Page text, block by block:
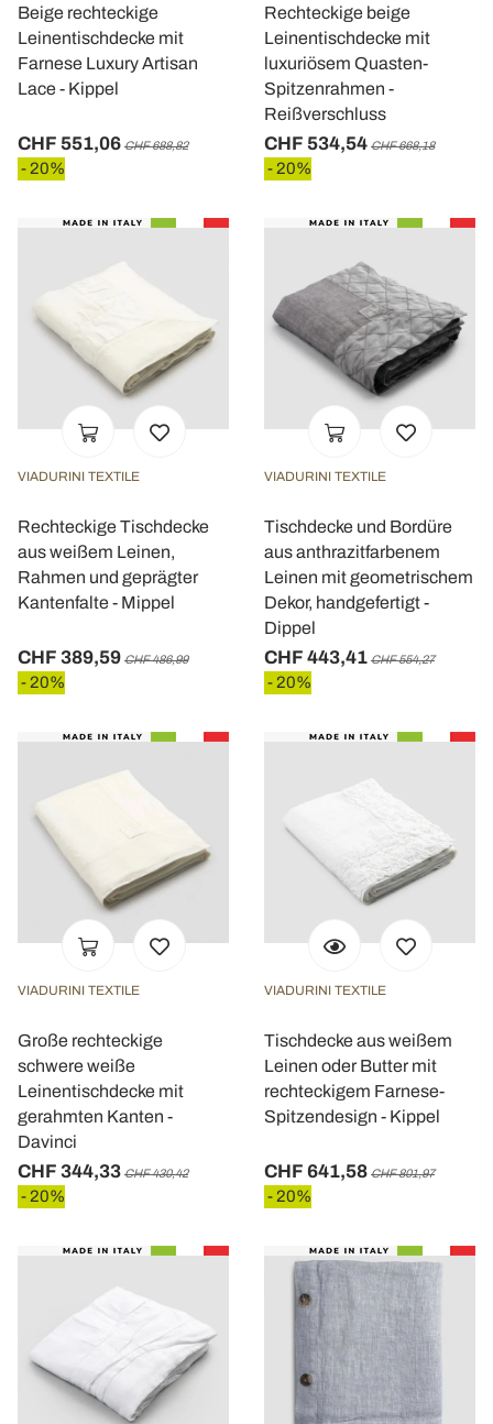
Beige rechteckige
Leinentischdecke mit
Farnese Luxury Artisan
Lace - Kippel
CHF 551,06 CHF 688,82
- 20%
Rechteckige beige
Leinentischdecke mit
luxuriösem Quasten-
Spitzenrahmen -
Reißverschluss
CHF 534,54 CHF 668,18
- 20%
VIADURINI TEXTILE
Rechteckige Tischdecke
aus weißem Leinen,
Rahmen und geprägter
Kantenfalte - Mippel
CHF 389,59 CHF 486,99
- 20%
VIADURINI TEXTILE
Tischdecke und Bordüre
aus anthrazitfarbenem
Leinen mit geometrischem
Dekor, handgefertigt -
Dippel
CHF 443,41 CHF 554,27
- 20%
VIADURINI TEXTILE
Große rechteckige
schwere weiße
Leinentischdecke mit
gerahmten Kanten -
Davinci
CHF 344,33 CHF 430,42
- 20%
VIADURINI TEXTILE
Tischdecke aus weißem
Leinen oder Butter mit
rechteckigem Farnese-
Spitzendesign - Kippel
CHF 641,58 CHF 801,97
- 20%